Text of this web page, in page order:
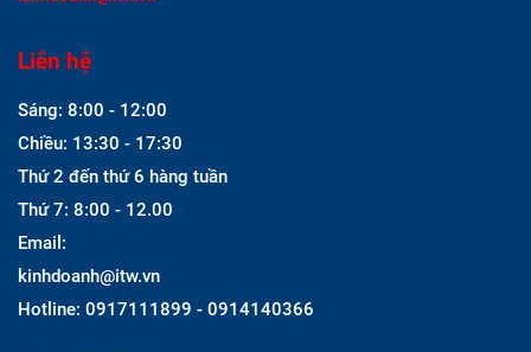
Liên hệ
Sáng: 8:00 - 12:00
Chiều: 13:30 - 17:30
Thứ 2 đến thứ 6 hàng tuần
Thứ 7: 8:00 - 12.00
Email:
kinhdoanh@itw.vn
Hotline: 0917111899 - 0914140366